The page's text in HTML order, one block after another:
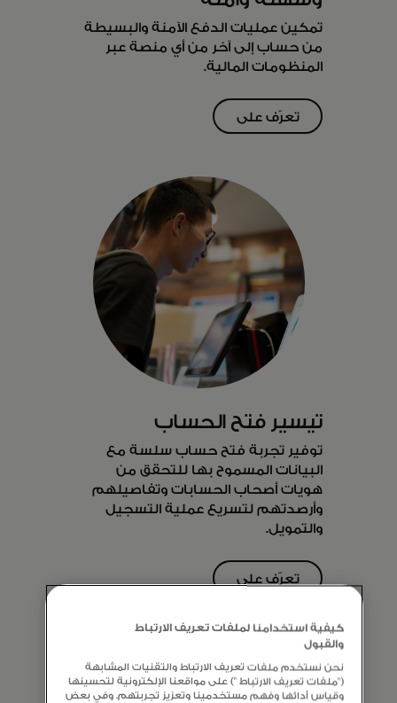
تمكين عمليات الدفع الآمنة والبسيطة
من حساب إلى آخر من أي منصة عبر
المنظومات المالية.
تعرّف على
تيسير فتح الحساب
توفير تجربة فتح حساب سلسة مع
البيانات المسموح بها للتحقق من
هويات أصحاب الحسابات وتفاصيلهم
وأرصدتهم لتسريع عملية التسجيل
والتمويل.
تعرّف على
كيفية استخدامنا لملفات تعريف الارتباط
والقبول
نحن نستخدم ملفات تعريف الارتباط والتقنيات المشابهة
("ملفات تعريف الارتباط ") على مواقعنا الإلكترونية لتحسينها
وقياس أدائها وفهم مستخدمينا وتعزيز تجربتهم. وفي بعض